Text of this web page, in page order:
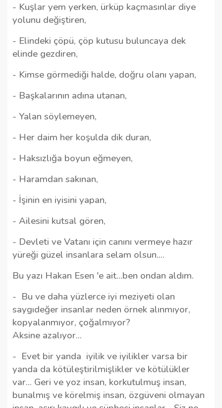
- Kuşlar yem yerken, ürküp kaçmasınlar diye
yolunu değiştiren,
- Elindeki çöpü, çöp kutusu buluncaya dek
elinde gezdiren,
- Kimse görmediği halde, doğru olanı yapan,
- Başkalarının adına utanan,
- Yalan söylemeyen,
- Her daim her koşulda dik duran,
- Haksızlığa boyun eğmeyen,
- Haramdan sakınan,
- İşinin en iyisini yapan,
- Ailesini kutsal gören,
- Devleti ve Vatanı için canını vermeye hazır
yüreği güzel insanlara selam olsun....
Bu yazı Hakan Esen 'e ait...ben ondan aldım.
- Bu ve daha yüzlerce iyi meziyeti olan
saygıdeğer insanlar neden örnek alınmıyor,
kopyalanmıyor, çoğalmıyor?
Aksine azalıyor...
- Evet bir yanda iyilik ve iyilikler varsa bir
yanda da kötüleştirilmişlikler ve kötülükler
var... Geri ve yoz insan, korkutulmuş insan,
bunalmış ve körelmiş insan, özgüveni olmayan